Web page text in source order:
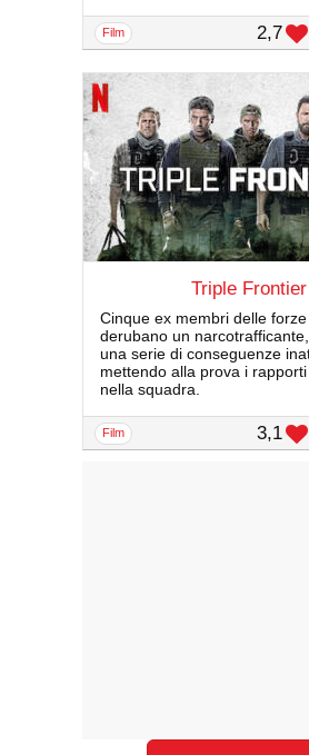
film 2,7
Triple Frontier
Cinque ex membri delle
derubano un
una serie di conseguenze
mettendo alla prova i
nella squadra.
film 3,1